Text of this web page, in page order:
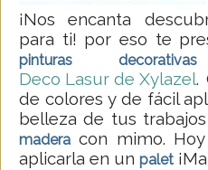
¡Nos encanta
para ti! por eso te
pinturas decorativas
Deco Lasur de Xylazel.
de colores y de fácil
belleza de tus
madera con mimo.
aplicarla en un palet